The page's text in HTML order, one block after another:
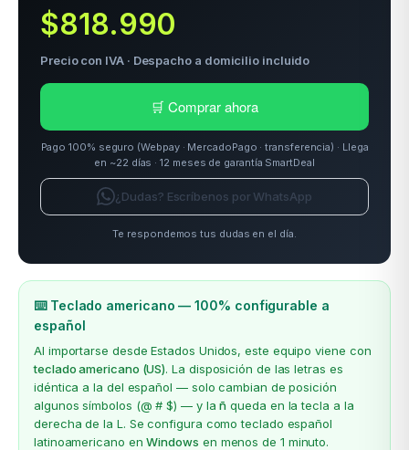
$818.990
Precio con IVA · Despacho a domicilio incluido
🛒 Comprar ahora
Pago 100% seguro (Webpay · MercadoPago · transferencia) · Llega
en ~22 días · 12 meses de garantía SmartDeal
¿Dudas? Escríbenos por WhatsApp
Te respondemos tus dudas en el día.
⌨️ Teclado americano — 100% configurable a
español
Al importarse desde Estados Unidos, este equipo viene con
teclado americano (US). La disposición de las letras es
idéntica a la del español — solo cambian de posición
algunos símbolos (@ # $) — y lañ queda en la tecla a la
derecha de la L. Se configura como teclado español
latinoamericano enWindows en menos de 1 minuto.